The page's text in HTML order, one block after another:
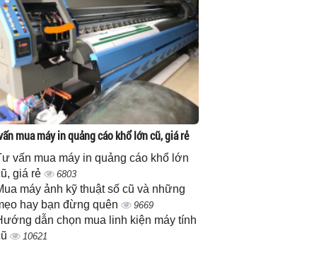
mua máy in quảng cáo khổ lớn cũ, giá rẻ
vấn mua máy in quảng cáo khổ lớn
giá rẻ
6803
máy ảnh kỹ thuật số cũ và những
hay bạn đừng quên
9669
dẫn chọn mua linh kiện máy tính
10621